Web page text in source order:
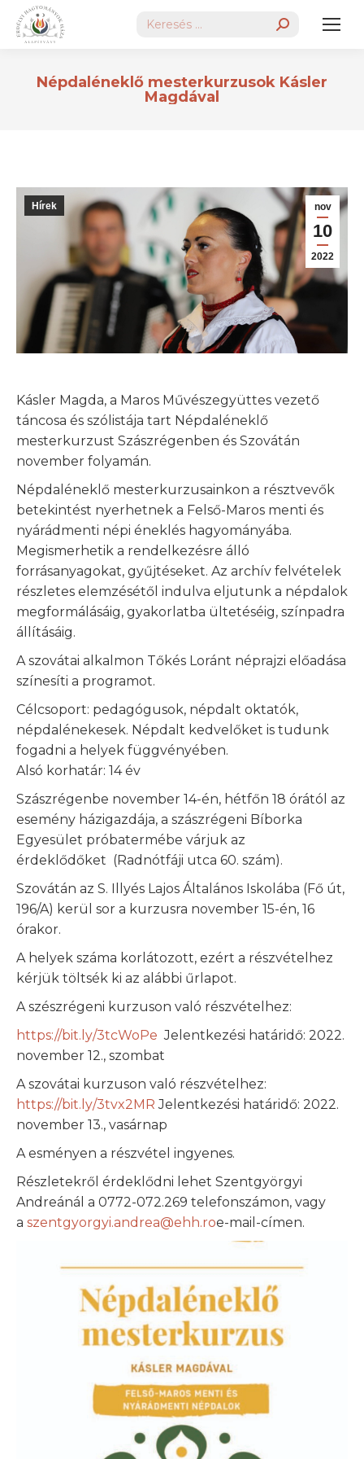
Search:
Népdaléneklő mesterkurzusok Kásler
Magdával
nov
10
2022
Hírek
Kásler Magda, a Maros Művészegyüttes vezető
táncosa és szólistája tart Népdaléneklő
mesterkurzust Szászrégenben és Szovátán
november folyamán.
Népdaléneklő mesterkurzusainkon a résztvevők
betekintést nyerhetnek a Felső-Maros menti és
nyárádmenti népi éneklés hagyományába.
Megismerhetik a rendelkezésre álló
forrásanyagokat, gyűjtéseket. Az archív felvételek
részletes elemzésétől indulva eljutunk a népdalok
megformálásáig, gyakorlatba ültetéséig, színpadra
állításáig.
A szovátai alkalmon Tőkés Loránt néprajzi előadása
színesíti a programot.
Célcsoport: pedagógusok, népdalt oktatók,
népdalénekesek. Népdalt kedvelőket is tudunk
fogadni a helyek függvényében.
Alsó korhatár: 14 év
Szászrégenbe november 14-én, hétfőn 18 órától az
esemény házigazdája, a szászrégeni Bíborka
Egyesület próbatermébe várjuk az
érdeklődőket (Radnótfáji utca 60. szám).
Szovátán az S. Illyés Lajos Általános Iskolába (Fő út,
196/A) kerül sor a kurzusra november 15-én, 16
órakor.
A helyek száma korlátozott, ezért a részvételhez
kérjük töltsék ki az alábbi űrlapot.
A szészrégeni kurzuson való részvételhez:
https://bit.ly/3tcWoPe Jelentkezési határidő: 2022.
november 12., szombat
A szovátai kurzuson való részvételhez:
https://bit.ly/3tvx2MR Jelentkezési határidő: 2022.
november 13., vasárnap
A esményen a részvétel ingyenes.
Részletekről érdeklődni lehet Szentgyörgyi
Andreánál a 0772-072.269 telefonszámon, vagy
a szentgyorgyi.andrea@ehh.roe-mail-címen.